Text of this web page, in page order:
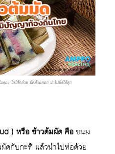
ตอง ใส่ไส้กล้วย มัดด้วยตอก นำไปนึ่งให้สุก
) หรือ ข้าวต้มผัด คือขนม
ดกับกะทิ แล้วนำไปห่อด้วย